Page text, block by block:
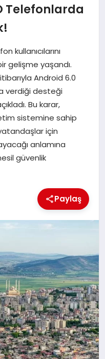
Telefonlarda
kullanıcılarını
gelişme yaşandı.
Android 6.0
verdiği desteği
Bu karar,
sistemine sahip
için
anlamına
güvenlik
Paylaş